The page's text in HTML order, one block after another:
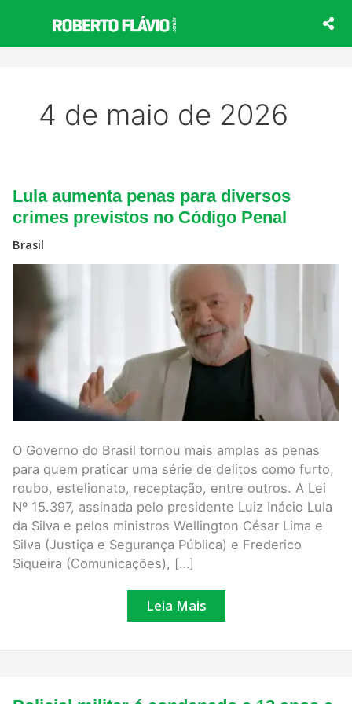
o
4 de maio de 2026
Lula aumenta penas para diversos
crimes previstos no Código Penal
Brasil
O Governo do Brasil tornou mais amplas as penas
para quem praticar uma série de delitos como furto,
roubo, estelionato, receptação, entre outros. A Lei
Nº 15.397, assinada pelo presidente Luiz Inácio Lula
da Silva e pelos ministros Wellington César Lima e
Silva (Justiça e Segurança Pública) e Frederico
Siqueira (Comunicações), […]
Lula
aumenta
penas
para
previstos
Código
Penal
Leia Mais